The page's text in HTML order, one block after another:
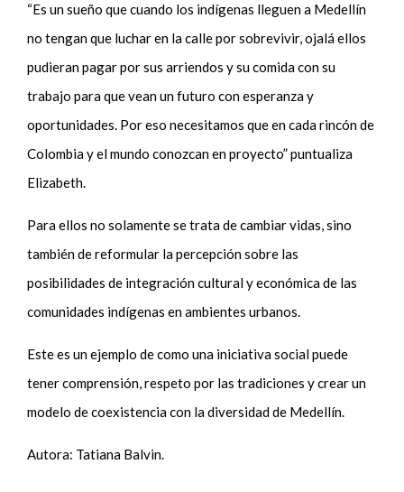
“Es un sueño que cuando los indígenas lleguen a Medellín
no tengan que luchar en la calle por sobrevivir, ojalá ellos
pudieran pagar por sus arriendos y su comida con su
trabajo para que vean un futuro con esperanza y
oportunidades. Por eso necesitamos que en cada rincón de
Colombia y el mundo conozcan en proyecto” puntualiza
Elizabeth.
Para ellos no solamente se trata de cambiar vidas, sino
también de reformular la percepción sobre las
posibilidades de integración cultural y económica de las
comunidades indígenas en ambientes urbanos.
Este es un ejemplo de como una iniciativa social puede
tener comprensión, respeto por las tradiciones y crear un
modelo de coexistencia con la diversidad de Medellín.
Autora: Tatiana Balvin.